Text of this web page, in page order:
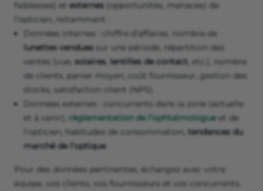
faiblesses) et externes (opportunités, menaces) de
l’opticien, notamment :
Données internes : chiffre d’affaires, nombre de
lunettes vendues sur une période, répartition des
ventes (vue, solaires, lentilles de contact , etc.), nombre
de clients, panier moyen, coût fournisseur, gestion des
stocks, satisfaction client (NPS).
Données externes : concurrents dans la zone (actuelle
et à venir), réglementation de l’ophtalmologueet de
l’opticien, habitudes de consommation, tendances du
marché de l’optique.
Pour des données pertinentes, échangez avec votre
équipe, vos clients, vos fournisseurs et vos concurrents.